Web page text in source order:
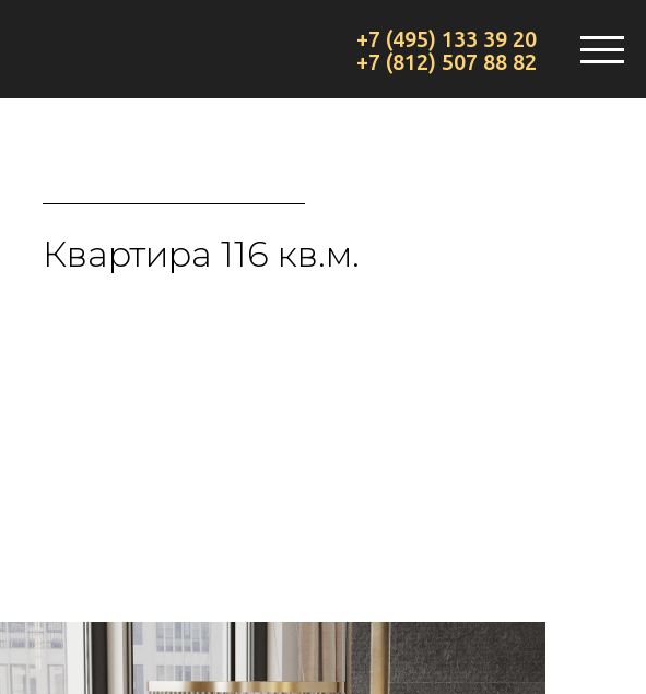
+7 (495) 133 39 20
+7 (812) 507 88 82
Квартира 116 кв.м.